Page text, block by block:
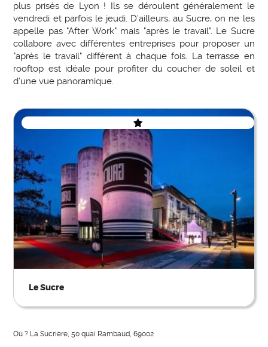
plus prisés de Lyon ! Ils se déroulent généralement le
vendredi et parfois le jeudi. D’ailleurs, au Sucre, on ne les
appelle pas "After Work" mais "après le travail". Le Sucre
collabore avec différentes entreprises pour proposer un
"après le travail" différent à chaque fois. La terrasse en
rooftop est idéale pour profiter du coucher de soleil et
d’une vue panoramique.
Le Sucre
Où ? La Sucrière, 50 quai Rambaud, 69002